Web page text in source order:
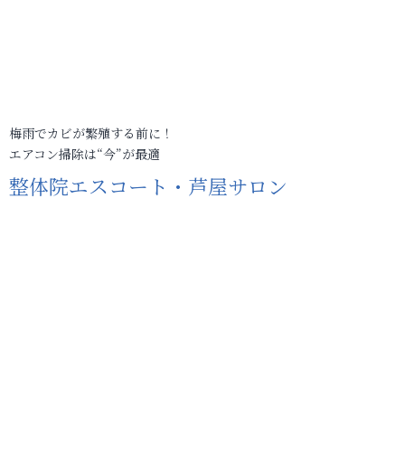
梅雨でカビが繁殖する前に！
エアコン掃除は“今”が最適
整体院エスコート・芦屋サロン